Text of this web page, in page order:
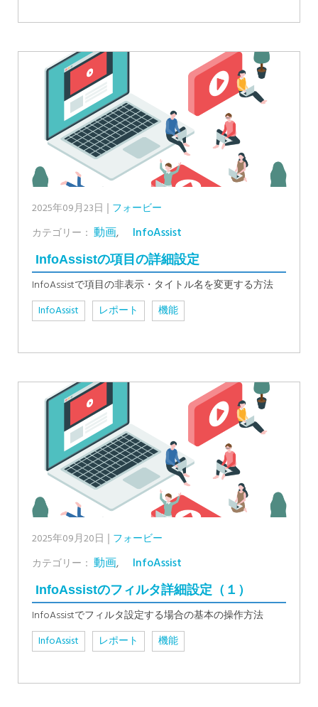
2025年09月23日
フォービー
カテゴリー： 動画, InfoAssist
InfoAssistの項目の詳細設定
InfoAssistで項目の非表示・タイトル名を変更する方法
InfoAssist
レポート 機能
2025年09月20日
フォービー
カテゴリー： 動画, InfoAssist
InfoAssistのフィルタ詳細設定（１）
InfoAssistでフィルタ設定する場合の基本の操作方法
InfoAssist
レポート 機能